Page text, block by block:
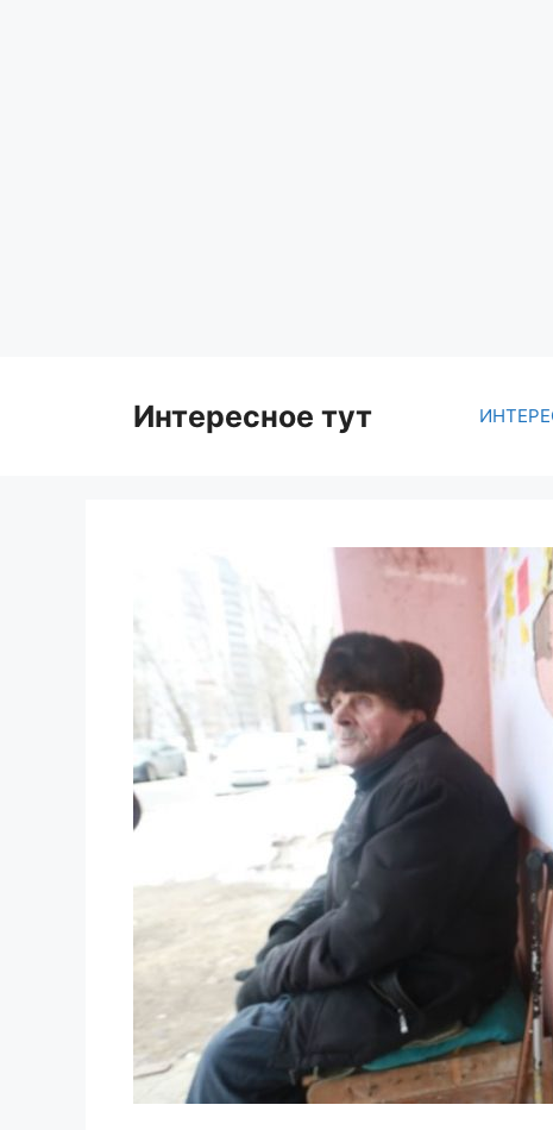
Интересное тут